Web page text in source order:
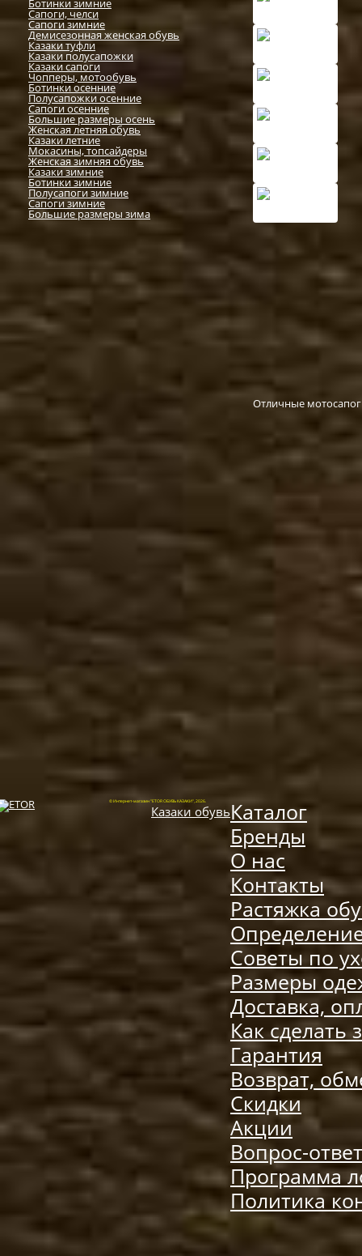
Ботинки зимние
Сапоги, челси
Сапоги зимние
Демисезонная женская обувь
Казаки туфли
Казаки полусапожки
Казаки сапоги
Чопперы, мотообувь
Ботинки осенние
Полусапожки осенние
Сапоги осенние
Большие размеры осень
Женская летняя обувь
Казаки летние
Мокасины, топсайдеры
Женская зимняя обувь
Казаки зимние
Ботинки зимние
Полусапоги зимние
Сапоги зимние
Большие размеры зима
Отличные
© Интернет-магазин "ETOR ОБУВЬ КАЗАКИ", 2026.
Казаки обувьКаталог
Бренды
О нас
Контакты
Растяжка
Советы по
Размеры
Доставка,
Как сделать
Гарантия
Возврат,
Скидки
Акции
Вопрос-ответ
Программа
Политика